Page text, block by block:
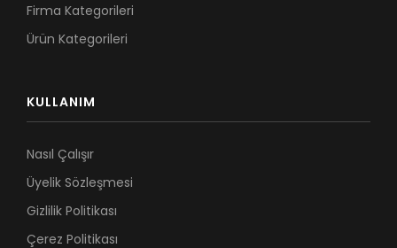
Firma Kategorileri
Ürün Kategorileri
KULLANIM
Nasıl Çalışır
Üyelik Sözleşmesi
Gizlilik Politikası
Çerez Politikası